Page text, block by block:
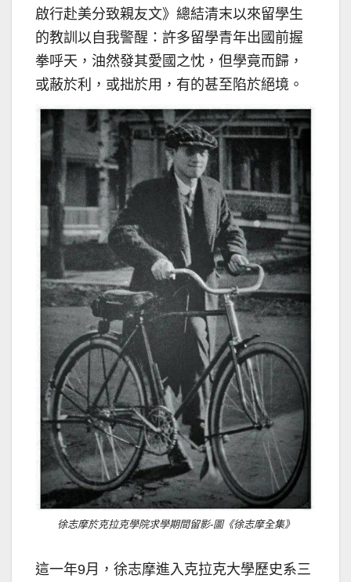
啟行赴美分致親友文》總結清末以來留學生
的教訓以自我警醒：許多留學青年出國前握
拳呼天，油然發其愛國之忱，但學竟而歸，
或蔽於利，或拙於用，有的甚至陷於絕境。
徐志摩於克拉克學院求學期間留影-圖《徐志摩全集》
這一年9月，徐志摩進入克拉克大學歷史系三